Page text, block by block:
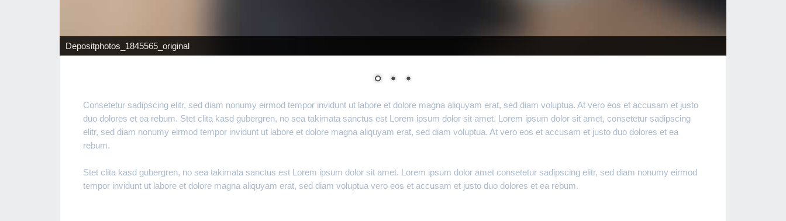
Depositphotos_1845565_original
Consetetur sadipscing elitr, sed diam nonumy eirmod tempor invidunt ut labore et dolore magna aliquyam erat, sed diam voluptua. At vero eos et accusam et justo
duo dolores et ea rebum. Stet clita kasd gubergren, no sea takimata sanctus est Lorem ipsum dolor sit amet. Lorem ipsum dolor sit amet, consetetur sadipscing
elitr, sed diam nonumy eirmod tempor invidunt ut labore et dolore magna aliquyam erat, sed diam voluptua. At vero eos et accusam et justo duo dolores et ea
rebum.
Stet clita kasd gubergren, no sea takimata sanctus est Lorem ipsum dolor sit amet. Lorem ipsum dolor amet consetetur sadipscing elitr, sed diam nonumy eirmod
tempor invidunt ut labore et dolore magna aliquyam erat, sed diam voluptua vero eos et accusam et justo duo dolores et ea rebum.